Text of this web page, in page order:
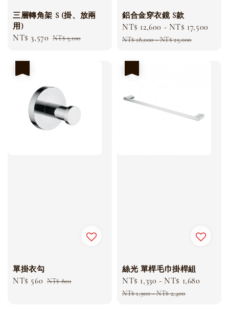
三層轉角架 S (掛、放兩
用)
Sale
NT$ 3,570 Regular
NT$ 5,100
鋁合金穿衣鏡 S款
Sale
price
NT$ 12,600 - NT$ 17,500
NT$ 18,000-NT$ 25,000
單掛衣勾
Sale
NT$ 560 Regular
NT$ 800
絲光 單桿毛巾掛桿組
Sale
price
NT$ 1,330 - NT$ 1,680
NT$ 1,900-NT$ 2,400